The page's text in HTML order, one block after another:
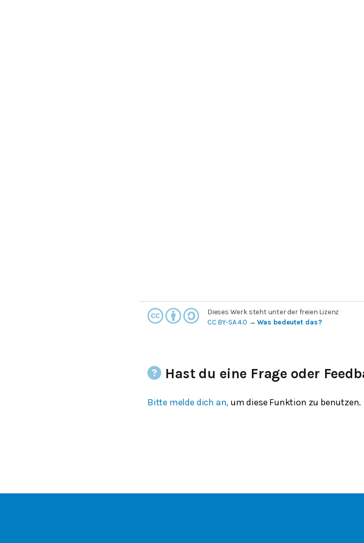
Dieses Werk steht unter der freien Lizenz
CC BY-SA 4.0 →Was bedeutet das?
Hast du eine Frage oder
Bitte melde dich an, um diese Funktion zu benutzen.